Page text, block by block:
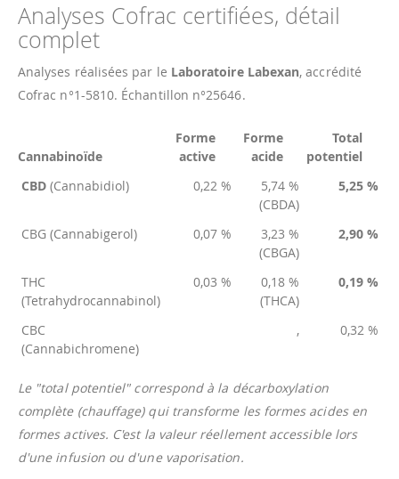
Analyses Cofrac certifiées, détail
complet
Analyses réalisées par le Laboratoire Labexan, accrédité
Cofrac n°1-5810. Échantillon n°25646.
Cannabinoïde
Forme
active
Forme
acide
Total
potentiel
CBD(Cannabidiol) 0,22 %
5,74 %
(CBDA)
5,25 %
CBG (Cannabigerol) 0,07 %
3,23 %
(CBGA)
2,90 %
THC
(Tetrahydrocannabinol)
0,03 %
0,18 %
(THCA)
0,19 %
CBC
(Cannabichromene)
, 0,32 %
Le "total potentiel" correspond à la décarboxylation
complète (chauffage) qui transforme les formes acides en
formes actives. C'est la valeur réellement accessible lors
d'une infusion ou d'une vaporisation.